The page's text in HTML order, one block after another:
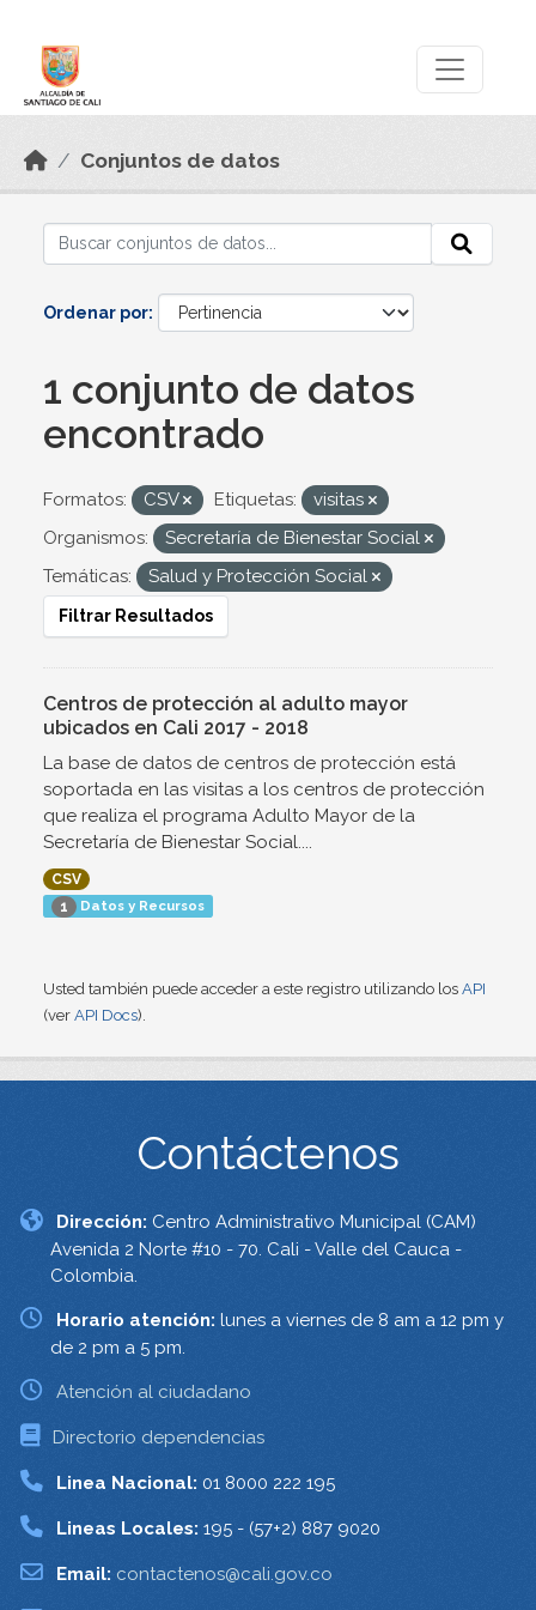
Conjuntos de datos
Ordenar por
1 conjunto de datos
encontrado
Formatos: CSV Etiquetas:
visitas
Organismos:
Secretaría de Bienestar Social
Temáticas:
Salud y Protección Social
Filtrar Resultados
Centros de protección al adulto mayor
ubicados en Cali 2017 - 2018
La base de datos de centros de protección está
soportada en las visitas a los centros de protección
que realiza el programa Adulto Mayor de la
Secretaría de Bienestar Social....
CSV
1 Datos y Recursos
Usted también puede acceder a este registro utilizando los API
(ver API Docs).
Contáctenos
Dirección: Centro Administrativo Municipal (CAM)
Avenida 2 Norte #10 - 70. Cali - Valle del Cauca -
Colombia.
Horario atención: lunes a viernes de 8 am a 12 pm y
de 2 pm a 5 pm.
Atención al ciudadano
Directorio dependencias
Linea Nacional: 01 8000 222 195
Lineas Locales: 195 - (57+2) 887 9020
Email: contactenos@cali.gov.co